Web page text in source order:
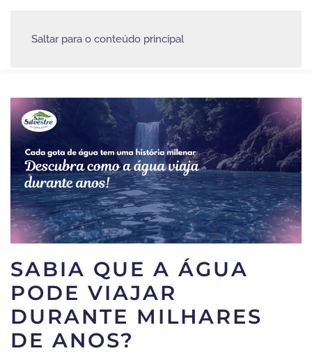
Saltar para o conteúdo principal
SABIA QUE A ÁGUA
PODE VIAJAR
DURANTE MILHARES
DE ANOS?